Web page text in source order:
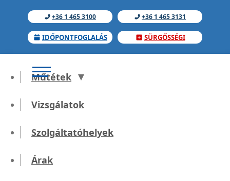
+36 1 465 3100 +36 1 465 3131
IDŐPONTFOGLALÁS SÜRGŐSSÉGI
Műtétek
Vizsgálatok
Szolgáltatóhelyek
Árak
Röntgen vizsgálat